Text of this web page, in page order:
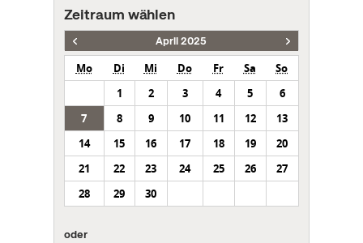
Zeitraum wählen
April 2025
Mo Di Mi Do Fr Sa
So
1
2 3 4 5
6
7
8 9 10 11 12
13
14
15 16 17 18 19
20
21
22 23 24 25 26
27
28
29 30
oder